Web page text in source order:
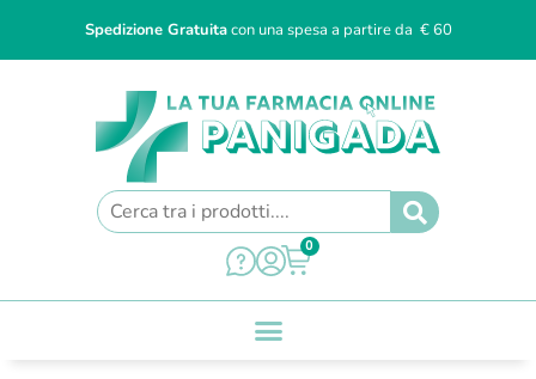
Spedizione Gratuitacon una spesa a partire da € 60
0